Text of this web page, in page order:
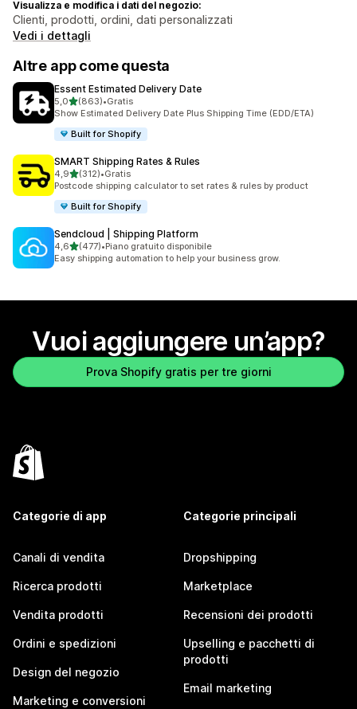
Visualizza e modifica i dati del negozio:
Clienti, prodotti, ordini, dati personalizzati
Vedi i dettagli
Altre app come questa
Essent Estimated Delivery Date
5,0stelle su 5
(863)
863 recensioni totali
•Gratis
Show Estimated Delivery Date Plus Shipping Time (EDD/ETA)
Built for Shopify
SMART Shipping Rates & Rules
4,9stelle su 5
(312)
312 recensioni totali
•Gratis
Postcode shipping calculator to set rates & rules by product
Built for Shopify
Sendcloud | Shipping Platform
4,6stelle su 5
(477)
477 recensioni totali
•Piano gratuito disponibile
Easy shipping automation to help your business grow.
Vuoi aggiungere un’app?
Prova Shopify gratis per tre giorni
Categorie di app
Canali di vendita
Ricerca prodotti
Vendita prodotti
Ordini e spedizioni
Design del negozio
Marketing e conversioni
Categorie principali
Dropshipping
Marketplace
Recensioni dei prodotti
Upselling e pacchetti di
prodotti
Email marketing